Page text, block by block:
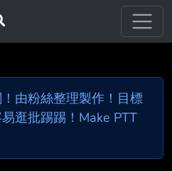
由粉絲整理製作！目標
逛批踢踢！Make PTT